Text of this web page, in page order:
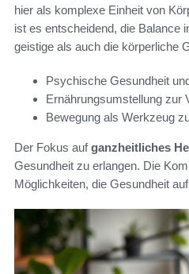
hier als komplexe Einheit von
ist es entscheidend, die Balance
geistige als auch die körperliche
Psychische Gesundheit
Ernährungsumstellung zur
Bewegung als Werkzeug
Der Fokus aufganzheitliches
Gesundheit zu erlangen. Die
Möglichkeiten, die Gesundheit